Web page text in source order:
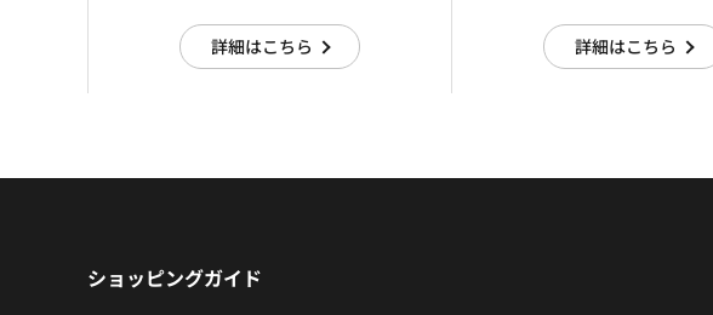
詳細はこちら 詳細はこちら
ショッピングガイド